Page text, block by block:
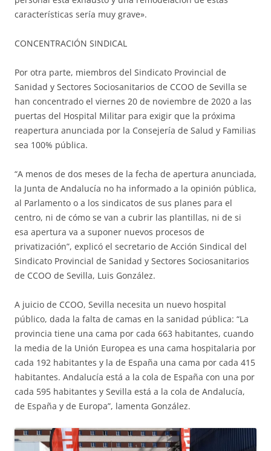
características sería muy grave».
CONCENTRACIÓN SINDICAL
Por otra parte, miembros del Sindicato Provincial de
Sanidad y Sectores Sociosanitarios de CCOO de Sevilla se
han concentrado el viernes 20 de noviembre de 2020 a las
puertas del Hospital Militar para exigir que la próxima
reapertura anunciada por la Consejería de Salud y Familias
sea 100% pública.
“A menos de dos meses de la fecha de apertura anunciada,
la Junta de Andalucía no ha informado a la opinión pública,
al Parlamento o a los sindicatos de sus planes para el
centro, ni de cómo se van a cubrir las plantillas, ni de si
esa apertura va a suponer nuevos procesos de
privatización”, explicó el secretario de Acción Sindical del
Sindicato Provincial de Sanidad y Sectores Sociosanitarios
de CCOO de Sevilla, Luis González.
A juicio de CCOO, Sevilla necesita un nuevo hospital
público, dada la falta de camas en la sanidad pública: “La
provincia tiene una cama por cada 663 habitantes, cuando
la media de la Unión Europea es una cama hospitalaria por
cada 192 habitantes y la de España una cama por cada 415
habitantes. Andalucía está a la cola de España con una por
cada 595 habitantes y Sevilla está a la cola de Andalucía,
de España y de Europa”, lamenta González.